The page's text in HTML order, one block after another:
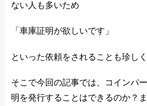
ない人も多いため
「車庫証明が欲しいです」
といった依頼をされることも珍し
そこで今回の記事では、コインパ
明を発行することはできるのか？